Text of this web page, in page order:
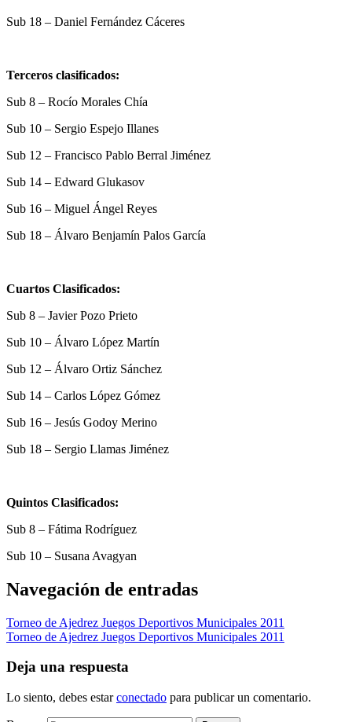
Sub 18 – Daniel Fernández Cáceres
Terceros clasificados:
Sub 8 – Rocío Morales Chía
Sub 10 – Sergio Espejo Illanes
Sub 12 – Francisco Pablo Berral Jiménez
Sub 14 – Edward Glukasov
Sub 16 – Miguel Ángel Reyes
Sub 18 – Álvaro Benjamín Palos García
Cuartos Clasificados:
Sub 8 – Javier Pozo Prieto
Sub 10 – Álvaro López Martín
Sub 12 – Álvaro Ortiz Sánchez
Sub 14 – Carlos López Gómez
Sub 16 – Jesús Godoy Merino
Sub 18 – Sergio Llamas Jiménez
Quintos Clasificados:
Sub 8 – Fátima Rodríguez
Sub 10 – Susana Avagyan
Navegación de entradas
Torneo de Ajedrez Juegos Deportivos Municipales 2011
Torneo de Ajedrez Juegos Deportivos Municipales 2011
Deja una respuesta
Lo siento, debes estarconectado para publicar un comentario.